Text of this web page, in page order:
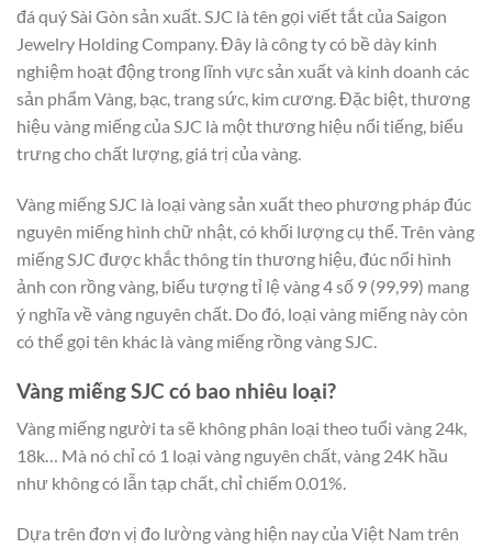
đá quý Sài Gòn sản xuất. SJC là tên gọi viết tắt của Saigon
Jewelry Holding Company. Đây là công ty có bề dày kinh
nghiệm hoạt động trong lĩnh vực sản xuất và kinh doanh các
sản phẩm Vàng, bạc, trang sức, kim cương. Đặc biệt, thương
hiệu vàng miếng của SJC là một thương hiệu nổi tiếng, biểu
trưng cho chất lượng, giá trị của vàng.
Vàng miếng SJC là loại vàng sản xuất theo phương pháp đúc
nguyên miếng hình chữ nhật, có khối lượng cụ thể. Trên vàng
miếng SJC được khắc thông tin thương hiệu, đúc nổi hình
ảnh con rồng vàng, biểu tượng tỉ lệ vàng 4 số 9 (99,99) mang
ý nghĩa về vàng nguyên chất. Do đó, loại vàng miếng này còn
có thể gọi tên khác là vàng miếng rồng vàng SJC.
Vàng miếng SJC có bao nhiêu loại?
Vàng miếng người ta sẽ không phân loại theo tuổi vàng 24k,
18k… Mà nó chỉ có 1 loại vàng nguyên chất, vàng 24K hầu
như không có lẫn tạp chất, chỉ chiếm 0.01%.
Dựa trên đơn vị đo lường vàng hiện nay của Việt Nam trên